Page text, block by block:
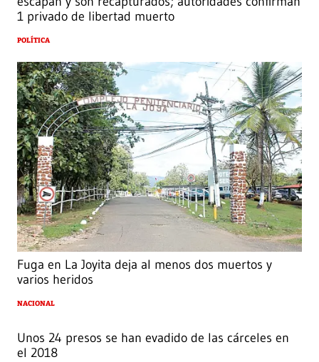
1 privado de libertad muerto
POLÍTICA
Fuga en La Joyita deja al menos dos muertos y
varios heridos
NACIONAL
Unos 24 presos se han evadido de las cárceles en
el 2018